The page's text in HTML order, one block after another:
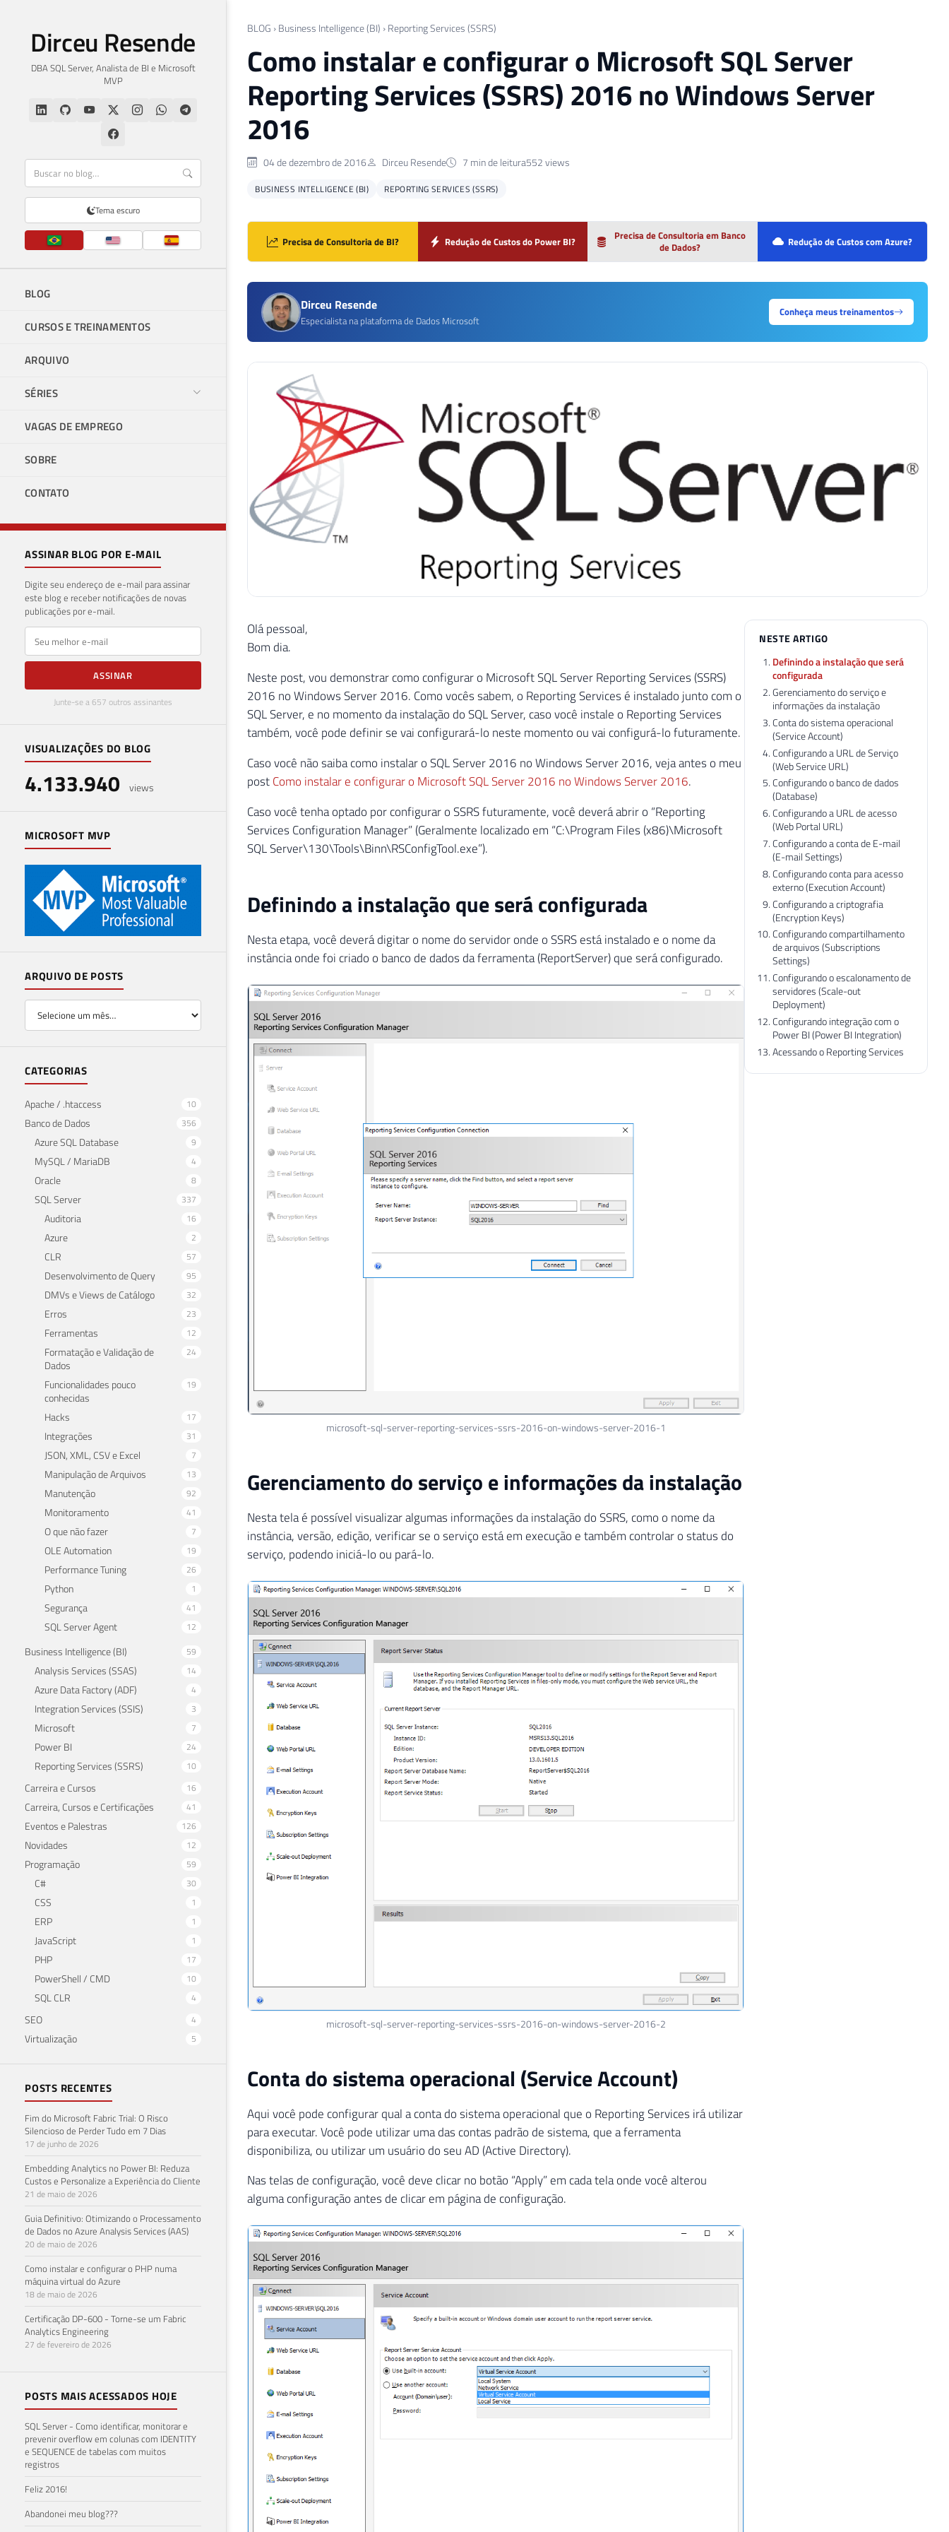
Dirceu Resende
DBA SQL Server, Analista de BI e Microsoft
MVP
Tema escuro
BLOG
CURSOS E TREINAMENTOS
ARQUIVO
SÉRIES
VAGAS DE EMPREGO
SOBRE
CONTATO
ASSINAR BLOG POR E-MAIL
Digite seu endereço de e-mail para assinar
este blog e receber notificações de novas
publicações por e-mail.
E-mail
ASSINAR
Junte-se a 657 outros assinantes
VISUALIZAÇÕES DO BLOG
4.133.940 views
MICROSOFT MVP
ARQUIVO DE POSTS
CATEGORIAS
Apache / .htaccess 10
Banco de Dados 356
Azure SQL Database 9
MySQL / MariaDB 4
Oracle 8
SQL Server 337
Auditoria 16
Azure 2
CLR 57
Desenvolvimento de Query 95
DMVs e Views de Catálogo 32
Erros 23
Ferramentas 12
Formatação e Validação de
Dados
24
Funcionalidades pouco
conhecidas
19
Hacks 17
Integrações 31
JSON, XML, CSV e Excel 7
Manipulação de Arquivos 13
Manutenção 92
Monitoramento 41
O que não fazer 7
OLE Automation 19
Performance Tuning 26
Python 1
Segurança 41
SQL Server Agent 12
Business Intelligence (BI) 59
Analysis Services (SSAS) 14
Azure Data Factory (ADF) 4
Integration Services (SSIS) 3
Microsoft 7
Power BI 24
Reporting Services (SSRS) 10
Carreira e Cursos 16
Carreira, Cursos e Certificações 41
Eventos e Palestras 126
Novidades 12
Programação 59
C# 30
CSS 1
ERP 1
JavaScript 1
PHP 17
PowerShell / CMD 10
SQL CLR 4
SEO 4
Virtualização 5
POSTS RECENTES
Fim do Microsoft Fabric Trial: O Risco
Silencioso de Perder Tudo em 7 Dias
17 de junho de 2026
Embedding Analytics no Power BI: Reduza
Custos e Personalize a Experiência do Cliente
21 de maio de 2026
Guia Definitivo: Otimizando o Processamento
de Dados no Azure Analysis Services (AAS)
20 de maio de 2026
Como instalar e configurar o PHP numa
máquina virtual do Azure
18 de maio de 2026
Certificação DP-600 - Torne-se um Fabric
Analytics Engineering
27 de fevereiro de 2026
POSTS MAIS ACESSADOS HOJE
SQL Server - Como identificar, monitorar e
prevenir overflow em colunas com IDENTITY
e SEQUENCE de tabelas com muitos
registros
Feliz 2016!
Abandonei meu blog???
BLOG › Business Intelligence (BI) › Reporting Services (SSRS)
Como instalar e configurar o Microsoft SQL Server
Reporting Services (SSRS) 2016 no Windows Server
2016
04 de dezembro de 2016 Dirceu Resende 7 min de leitura552 views
BUSINESS INTELLIGENCE (BI) REPORTING SERVICES (SSRS)
Precisa de Consultoria de BI? Redução de Custos do Power BI?
Precisa de Consultoria em Banco
de Dados?
Redução de Custos com Azure?
Dirceu Resende
Especialista na plataforma de Dados Microsoft
Conheça meus treinamentos
Olá pessoal,
Bom dia.
Neste post, vou demonstrar como configurar o Microsoft SQL Server Reporting Services (SSRS)
2016 no Windows Server 2016. Como vocês sabem, o Reporting Services é instalado junto com o
SQL Server, e no momento da instalação do SQL Server, caso você instale o Reporting Services
também, você pode definir se vai configurará-lo neste momento ou vai configurá-lo futuramente.
Caso você não saiba como instalar o SQL Server 2016 no Windows Server 2016, veja antes o meu
postComo instalar e configurar o Microsoft SQL Server 2016 no Windows Server 2016.
Caso você tenha optado por configurar o SSRS futuramente, você deverá abrir o “Reporting
Services Configuration Manager” (Geralmente localizado em “C:\Program Files (x86)\Microsoft
SQL Server\130\Tools\Binn\RSConfigTool.exe”).
Definindo a instalação que será configurada
Nesta etapa, você deverá digitar o nome do servidor onde o SSRS está instalado e o nome da
instância onde foi criado o banco de dados da ferramenta (ReportServer) que será configurado.
microsoft-sql-server-reporting-services-ssrs-2016-on-windows-server-2016-1
Gerenciamento do serviço e informações da instalação
Nesta tela é possível visualizar algumas informações da instalação do SSRS, como o nome da
instância, versão, edição, verificar se o serviço está em execução e também controlar o status do
serviço, podendo iniciá-lo ou pará-lo.
microsoft-sql-server-reporting-services-ssrs-2016-on-windows-server-2016-2
Conta do sistema operacional (Service Account)
Aqui você pode configurar qual a conta do sistema operacional que o Reporting Services irá utilizar
para executar. Você pode utilizar uma das contas padrão de sistema, que a ferramenta
disponibiliza, ou utilizar um usuário do seu AD (Active Directory).
Nas telas de configuração, você deve clicar no botão “Apply” em cada tela onde você alterou
alguma configuração antes de clicar em página de configuração.
NESTE ARTIGO
Definindo a instalação que será
configurada
Gerenciamento do serviço e
informações da instalação
Conta do sistema operacional
(Service Account)
Configurando a URL de Serviço
(Web Service URL)
Configurando o banco de dados
(Database)
Configurando a URL de acesso
(Web Portal URL)
Configurando a conta de E-mail
(E-mail Settings)
Configurando conta para acesso
externo (Execution Account)
Configurando a criptografia
(Encryption Keys)
Configurando compartilhamento
de arquivos (Subscriptions
Settings)
Configurando o escalonamento de
servidores (Scale-out
Deployment)
Configurando integração com o
Power BI (Power BI Integration)
Acessando o Reporting Services